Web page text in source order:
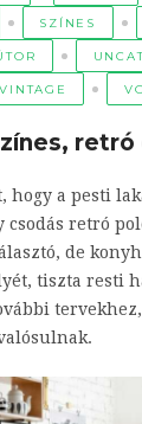
SZÍNES
VINTAGE
hogy a pesti
csodás retró
de
tiszta resti